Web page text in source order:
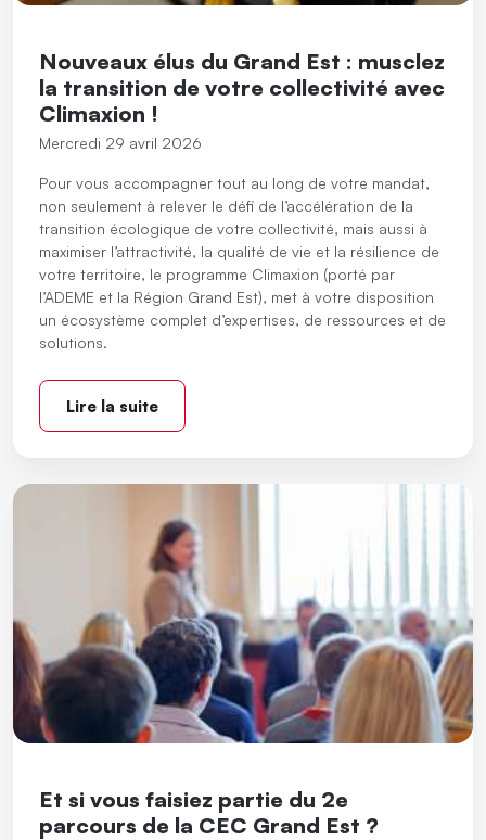
Nouveaux élus du Grand Est : musclez
la transition de votre collectivité avec
Climaxion !
Mercredi 29 avril 2026
Pour vous accompagner tout au long de votre mandat,
non seulement à relever le défi de l’accélération de la
transition écologique de votre collectivité, mais aussi à
maximiser l’attractivité, la qualité de vie et la résilience de
votre territoire, le programme Climaxion (porté par
l’ADEME et la Région Grand Est), met à votre disposition
un écosystème complet d’expertises, de ressources et de
solutions.
Lire la suite
Et si vous faisiez partie du 2e
parcours de la CEC Grand Est ?